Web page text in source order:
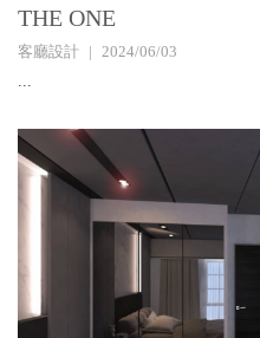
THE ONE
客廳設計
2024/06/03
...